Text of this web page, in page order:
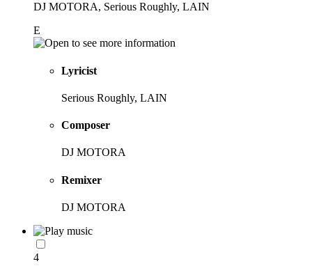
DJ MOTORA, Serious Roughly, LAIN
E
Lyricist
Serious Roughly, LAIN
Composer
DJ MOTORA
Remixer
DJ MOTORA
4